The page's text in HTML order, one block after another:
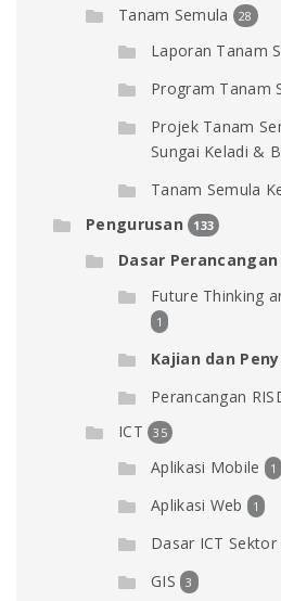
Tanam Semula 28
Laporan Tanam
Program Tanam
Projek Tanam
Sungai Keladi &
Tanam Semula
Pengurusan 133
Dasar
Future Thinking
1
Kajian dan
Perancangan
ICT 35
Aplikasi Mobile 1
Aplikasi Web 1
Dasar ICT Sektor
GIS 3